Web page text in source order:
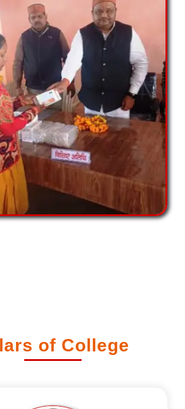
of College